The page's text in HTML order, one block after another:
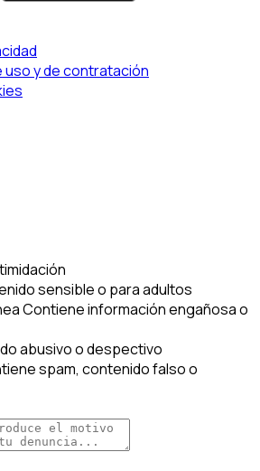
uso y de contratación
sensible o para adultos
Contiene información engañosa o
abusivo o despectivo
spam, contenido falso o